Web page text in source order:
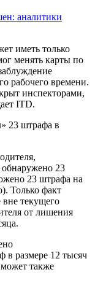
аналитики
иметь только
менять карты по
рабочего времени.
инспекторами,
ITD.
обнаружено 23
23 штрафа на
Только факт
вне текущего
от лишения
в размере 12 тысяч
также